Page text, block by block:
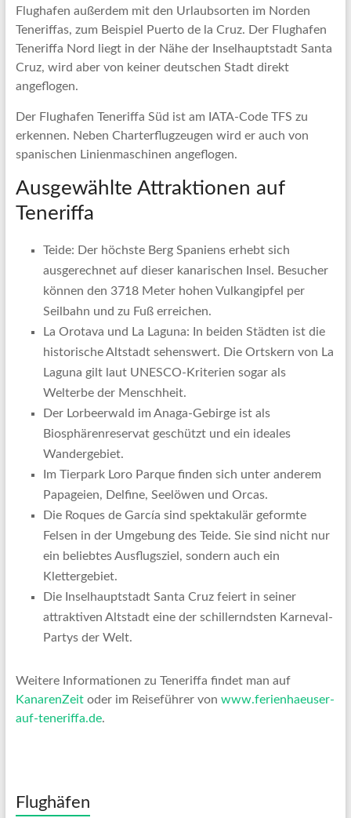
Flughafen außerdem mit den Urlaubsorten im Norden
Teneriffas, zum Beispiel Puerto de la Cruz. Der Flughafen
Teneriffa Nord liegt in der Nähe der Inselhauptstadt Santa
Cruz, wird aber von keiner deutschen Stadt direkt
angeflogen.
Der Flughafen Teneriffa Süd ist am IATA-Code TFS zu
erkennen. Neben Charterflugzeugen wird er auch von
spanischen Linienmaschinen angeflogen.
Ausgewählte Attraktionen auf
Teneriffa
Teide: Der höchste Berg Spaniens erhebt sich
ausgerechnet auf dieser kanarischen Insel. Besucher
können den 3718 Meter hohen Vulkangipfel per
Seilbahn und zu Fuß erreichen.
La Orotava und La Laguna: In beiden Städten ist die
historische Altstadt sehenswert. Die Ortskern von La
Laguna gilt laut UNESCO-Kriterien sogar als
Welterbe der Menschheit.
Der Lorbeerwald im Anaga-Gebirge ist als
Biosphärenreservat geschützt und ein ideales
Wandergebiet.
Im Tierpark Loro Parque finden sich unter anderem
Papageien, Delfine, Seelöwen und Orcas.
Die Roques de García sind spektakulär geformte
Felsen in der Umgebung des Teide. Sie sind nicht nur
ein beliebtes Ausflugsziel, sondern auch ein
Klettergebiet.
Die Inselhauptstadt Santa Cruz feiert in seiner
attraktiven Altstadt eine der schillerndsten Karneval-
Partys der Welt.
Weitere Informationen zu Teneriffa findet man auf
KanarenZeitoder im Reiseführer von www.ferienhaeuser-
auf-teneriffa.de.
Flughäfen